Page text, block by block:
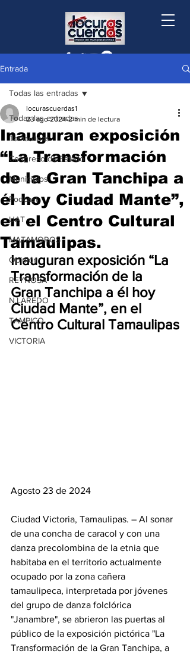
Entrada
Todas las entradas
Tamaulipas
Congreso de Estado
Municipios
Podcast
UAT
MATAMOROS
Opinión
REYNOSA
N.LAREDO
TAMPICO
VICTORIA
Todas las entradas
Inauguran exposición
“La Transformación
de la Gran Tanchipa a
él hoy Ciudad Mante”,
en el Centro Cultural
Tamaulipas.
locurascuerdas1
23 ago 2024 2 min de lectura
Inauguran exposición “La
Transformación de la
Gran Tanchipa a él hoy
Ciudad Mante”, en el
Centro Cultural Tamaulipas
Agosto 23 de 2024
Ciudad Victoria, Tamaulipas. – Al sonar
de una concha de caracol y con una
danza precolombina de la etnia que
habitaba en el territorio actualmente
ocupado por la zona cañera
tamaulipeca, interpretada por jóvenes
del grupo de danza folclórica
"Janambre", se abrieron las puertas al
público de la exposición pictórica "La
Transformación de la Gran Tanchipa, a